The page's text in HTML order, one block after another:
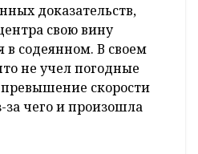
доказательств,
свою вину
в содеянном. В своем
не учел погодные
скорости
чего и произошла